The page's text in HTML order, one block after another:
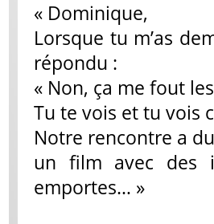
« Dominique,
Lorsque tu m’as
répondu :
« Non, ça me fout
Tu te vois et tu vois
Notre rencontre a
un film avec des
emportes… »